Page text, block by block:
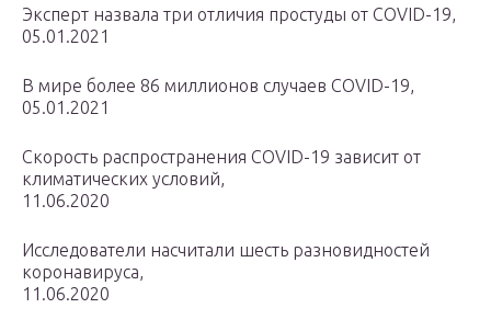
Эксперт назвала три отличия простуды от COVID-19,
05.01.2021
В мире более 86 миллионов случаев COVID-19,
05.01.2021
Скорость распространения COVID-19 зависит от
климатических условий,
11.06.2020
Исследователи насчитали шесть разновидностей
коронавируса,
11.06.2020